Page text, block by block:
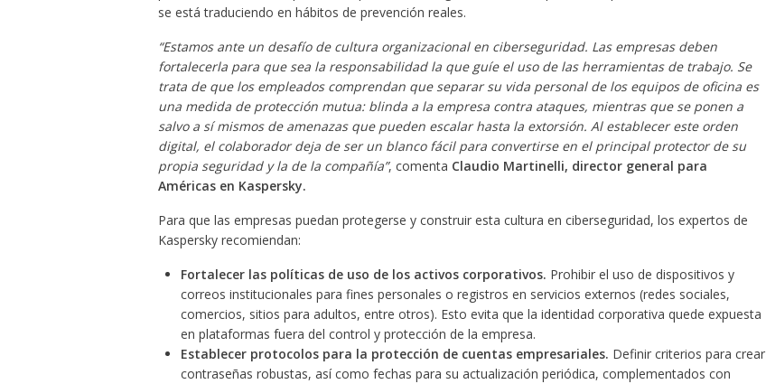
se está traduciendo en hábitos de prevención reales.
“Estamos ante un desafío de cultura organizacional en ciberseguridad. Las empresas deben
fortalecerla para que sea la responsabilidad la que guíe el uso de las herramientas de trabajo. Se
trata de que los empleados comprendan que separar su vida personal de los equipos de oficina es
una medida de protección mutua: blinda a la empresa contra ataques, mientras que se ponen a
salvo a sí mismos de amenazas que pueden escalar hasta la extorsión. Al establecer este orden
digital, el colaborador deja de ser un blanco fácil para convertirse en el principal protector de su
propia seguridad y la de la compañía”, comenta Claudio Martinelli, director general para
Américas en Kaspersky.
Para que las empresas puedan protegerse y construir esta cultura en ciberseguridad, los expertos de
Kaspersky recomiendan:
Fortalecer las políticas de uso de los activos corporativos. Prohibir el uso de dispositivos y
correos institucionales para fines personales o registros en servicios externos (redes sociales,
comercios, sitios para adultos, entre otros). Esto evita que la identidad corporativa quede expuesta
en plataformas fuera del control y protección de la empresa.
Establecer protocolos para la protección de cuentas empresariales. Definir criterios para crear
contraseñas robustas, así como fechas para su actualización periódica, complementados con